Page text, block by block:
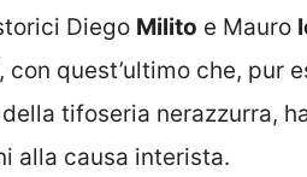
Diego Milito e Mauro
quest’ultimo che, pur
tifoseria nerazzurra,
alla causa interista.